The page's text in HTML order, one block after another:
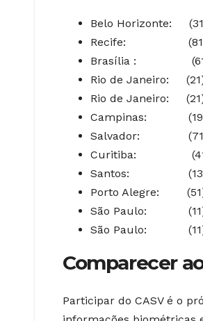
Belo Horizonte:
Recife: (81)
Brasília : (61)
Rio de Janeiro:
Rio de Janeiro:
Campinas: (19)
Salvador: (71)
Curitiba: (41)
Santos: (13)
Porto Alegre: (51)
São Paulo: (11)
São Paulo: (11)
Comparecer
Participar do CASV é o